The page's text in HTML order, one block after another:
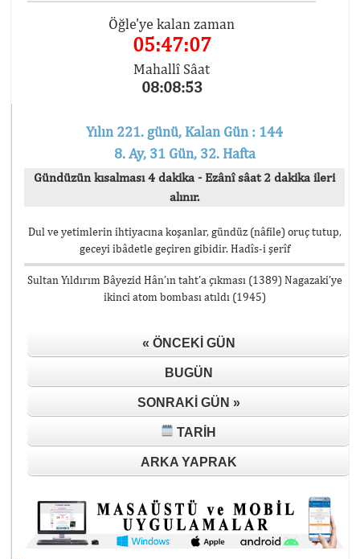
Öğle'ye kalan zaman
05:47:07
Mahallî Sâat
08:08:53
Yılın 221. günü, Kalan Gün : 144
8. Ay, 31 Gün, 32. Hafta
Gündüzün kısalması 4 dakika - Ezânî sâat 2 dakika ileri
alınır.
Dul ve yetimlerin ihtiyacına koşanlar, gündüz (nâfile) oruç tutup,
geceyi ibâdetle geçiren gibidir. Hadîs-i şerîf
Sultan Yıldırım Bâyezid Hân’ın taht’a çıkması (1389) Nagazaki’ye
ikinci atom bombası atıldı (1945)
« ÖNCEKI GÜN
BUGÜN
SONRAKI GÜN »
TARIH
ARKA YAPRAK